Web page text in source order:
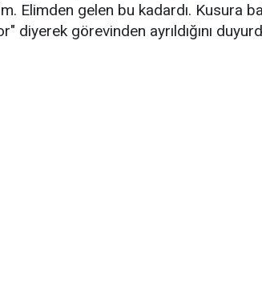
Elimden gelen bu kadardı. Kusura
diyerek görevinden ayrıldığını